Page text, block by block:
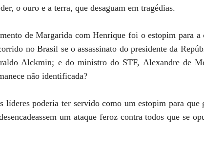
o ouro e a terra, que desaguam em tragédias.
de Margarida com Henrique foi o estopim para
no Brasil se o assassinato do presidente da
Alckmin; e do ministro do STF, Alexandre de
não identificada?
líderes poderia ter servido como um estopim para que
um ataque feroz contra todos que se